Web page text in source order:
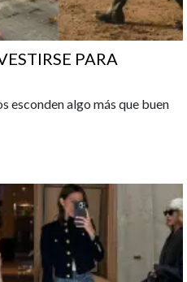
PARA
esconden algo más que buen